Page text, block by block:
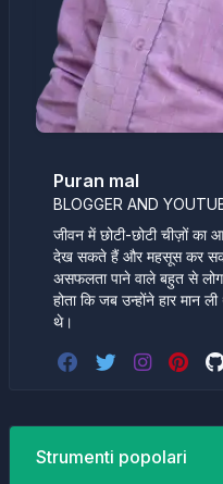
Puran mal
BLOGGER AND
जीवन में छोटी-छोटी चीज़ों
देख सकते हैं और महसूस कर
असफलता पाने वाले बहुत से लोग
होता कि जब उन्होंने हार मान
थे।
Strumenti popolari